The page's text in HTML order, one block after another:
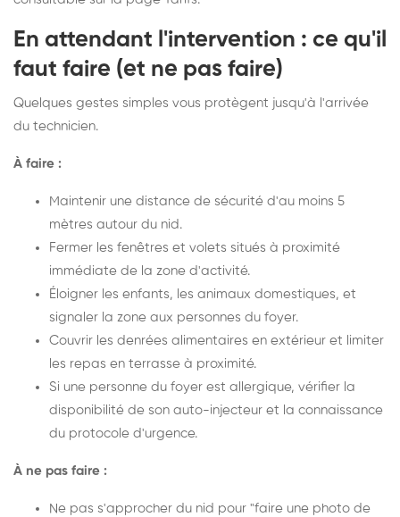
En attendant l'intervention : ce qu'il
faut faire (et ne pas faire)
Quelques gestes simples vous protègent jusqu'à l'arrivée
du technicien.
À faire :
Maintenir une distance de sécurité d'au moins 5
mètres autour du nid.
Fermer les fenêtres et volets situés à proximité
immédiate de la zone d'activité.
Éloigner les enfants, les animaux domestiques, et
signaler la zone aux personnes du foyer.
Couvrir les denrées alimentaires en extérieur et limiter
les repas en terrasse à proximité.
Si une personne du foyer est allergique, vérifier la
disponibilité de son auto-injecteur et la connaissance
du protocole d'urgence.
À ne pas faire :
Ne pas s'approcher du nid pour "faire une photo de